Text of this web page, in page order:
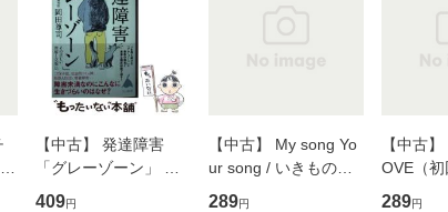
【中古】 発達障害
「グレーゾーン」 そ
の正しい理解と克服法
409円
【中古】 My song Yo
ur song / いきものが
かり / [CD]【メール便
289円
【中古
OVE（初
盤） / 清
289円